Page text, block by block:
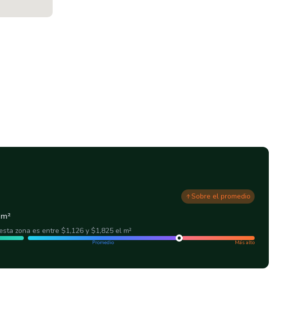
Sobre el promedio
zona es entre $1,126 y $1,825 el m²
Promedio Más alto